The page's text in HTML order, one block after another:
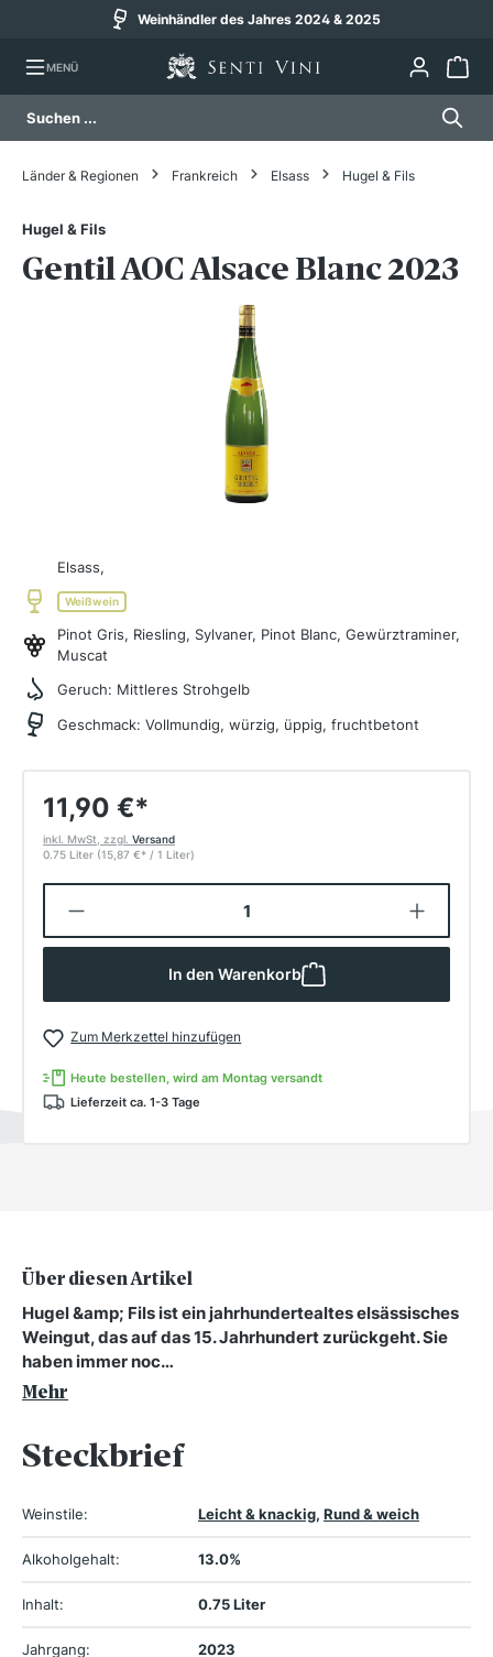
Weinhändler des Jahres 2024 & 2025
MENÜ
Bildergalerie überspringen
Länder & Regionen Frankreich Elsass Hugel & Fils
Hugel & Fils
Gentil AOC Alsace Blanc 2023
Elsass,
Weißwein
Pinot Gris, Riesling, Sylvaner, Pinot Blanc, Gewürztraminer,
Muscat
Geruch: Mittleres Strohgelb
Geschmack: Vollmundig, würzig, üppig, fruchtbetont
11,90 €*
inkl. MwSt, zzgl. Versand
0.75 Liter (15,87 €* / 1 Liter)
Produkt Anzahl: Gib den
In den Warenkorb
Zum Merkzettel hinzufügen
Heute bestellen, wird am Montag versandt
Lieferzeit ca. 1-3 Tage
Über diesen Artikel
Hugel &amp; Fils ist ein jahrhundertealtes elsässisches
Weingut, das auf das 15. Jahrhundert zurückgeht. Sie
haben immer noc…
Mehr
Steckbrief
Weinstile: Leicht & knackig, Rund & weich
Alkoholgehalt: 13.0%
Inhalt: 0.75 Liter
Jahrgang: 2023